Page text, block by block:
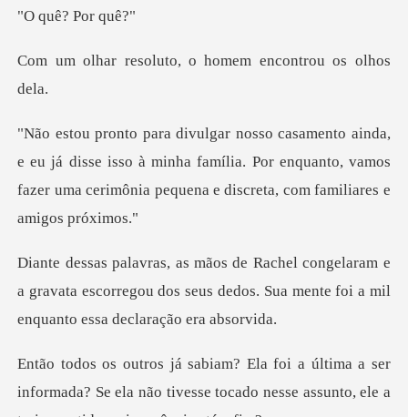
ê? Po
uto, o homem encon
á disse isso à minha família. Por enquanto, vamos
fazer uma c
am e
a gravata escorregou dos seus dedos. Sua ment
ser
informada? Se ela não tivesse tocado nesse ass